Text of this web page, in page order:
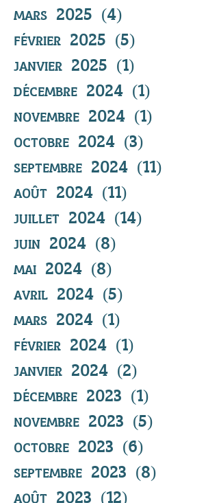
mars 2025 (4)
février 2025 (5)
janvier 2025 (1)
décembre 2024 (1)
novembre 2024 (1)
octobre 2024 (3)
septembre 2024 (11)
août 2024 (11)
juillet 2024 (14)
juin 2024 (8)
mai 2024 (8)
avril 2024 (5)
mars 2024 (1)
février 2024 (1)
janvier 2024 (2)
décembre 2023 (1)
novembre 2023 (5)
octobre 2023 (6)
septembre 2023 (8)
août 2023 (12)